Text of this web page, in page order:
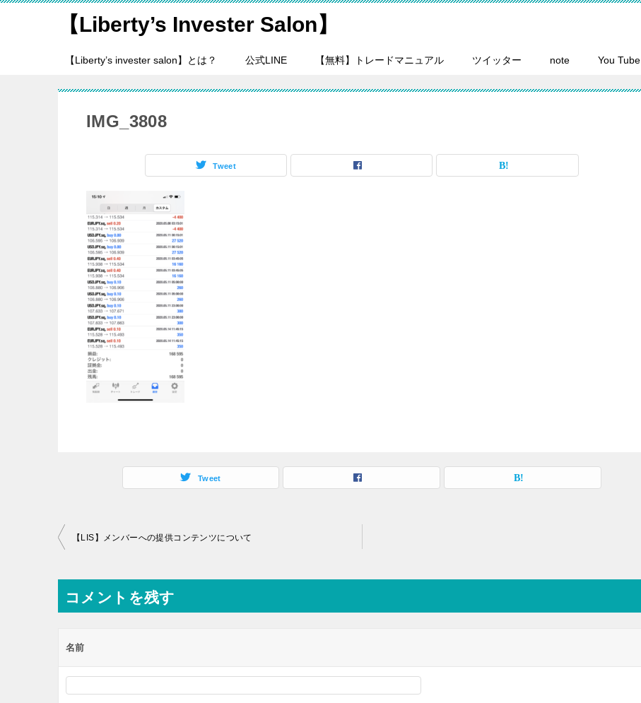
【Liberty’s Invester Salon】
【Liberty’s invester salon】とは？ 公式LINE 【無料】トレードマニュアル ツイッター note You Tube
IMG_3808
Tweet
Tweet
投
ナ
ビ
ー
ョ
【LIS】メンバーへの提供コンテンツについて
コメントを残す
名前